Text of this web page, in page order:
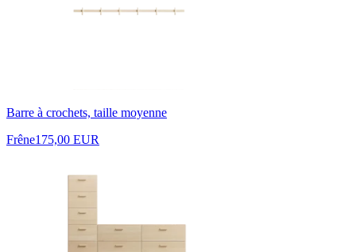
Barre à crochets, taille moyenne
Frêne175,00 EUR